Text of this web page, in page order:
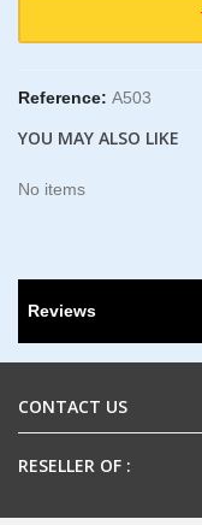
Reference: A503
YOU MAY ALSO LIKE
No items
Reviews
CONTACT US
RESELLER OF :